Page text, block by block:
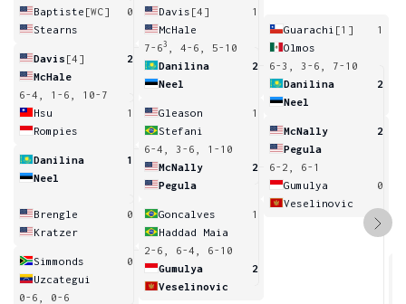
Baptiste [WC]
0
Stearns
Davis [4]
2
McHale
6-4, 1-6, 10-7
Hsu
1
Rompies
Danilina
1
Neel
Brengle
0
Kratzer
Simmonds
0
Uzcategui
0-6, 0-6
Davis [4]
1
McHale
7-63
, 4-6, 5-10
Danilina
2
Neel
Gleason
1
Stefani
6-4, 3-6, 1-10
McNally
2
Pegula
Goncalves
1
Haddad Maia
2-6, 6-4, 6-10
Gumulya
2
Veselinovic
Guarachi [1]
1
Olmos
6-3, 3-6, 7-10
Danilina
2
Neel
McNally
2
Pegula
6-2, 6-1
Gumulya
0
Veselinovic